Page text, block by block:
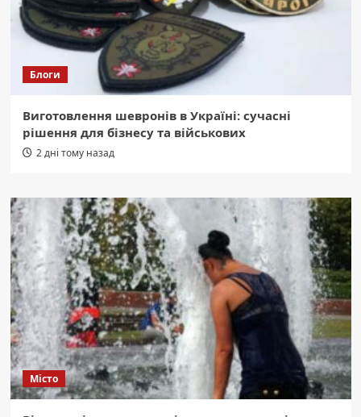
Блоги
Виготовлення шевронів в Україні: сучасні
рішення для бізнесу та військових
2 дні тому назад
Місто